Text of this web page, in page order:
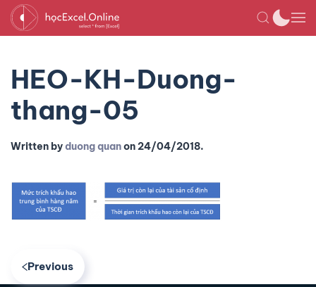
HEO-KH-Duong-
thang-05
Written byduong quanon24/04/2018.
Previous